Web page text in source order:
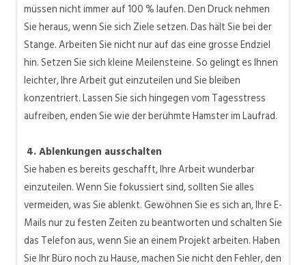
müssen nicht immer auf 100 % laufen. Den Druck nehmen
Sie heraus, wenn Sie sich Ziele setzen. Das hält Sie bei der
Stange. Arbeiten Sie nicht nur auf das eine grosse Endziel
hin. Setzen Sie sich kleine Meilensteine. So gelingt es Ihnen
leichter, Ihre Arbeit gut einzuteilen und Sie bleiben
konzentriert. Lassen Sie sich hingegen vom Tagesstress
aufreiben, enden Sie wie der berühmte Hamster im Laufrad.
4. Ablenkungen ausschalten
Sie haben es bereits geschafft, Ihre Arbeit wunderbar
einzuteilen. Wenn Sie fokussiert sind, sollten Sie alles
vermeiden, was Sie ablenkt. Gewöhnen Sie es sich an, Ihre E-
Mails nur zu festen Zeiten zu beantworten und schalten Sie
das Telefon aus, wenn Sie an einem Projekt arbeiten. Haben
Sie Ihr Büro noch zu Hause, machen Sie nicht den Fehler, den